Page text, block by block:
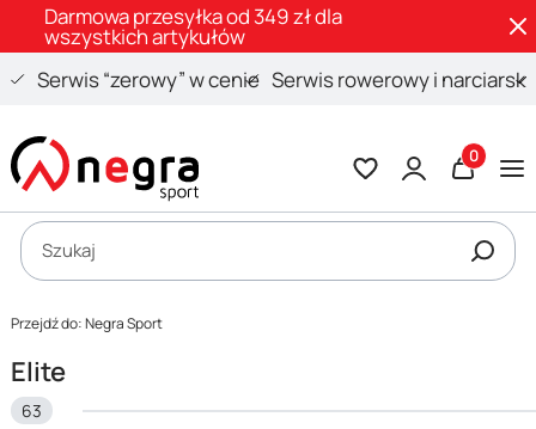
Darmowa przesyłka od 349 zł dla
wszystkich artykułów
Serwis “zerowy” w cenie Serwis rowerowy i narciarski
Otwórz wyszukiwarkę
Szukaj
Przejdź do:Negra Sport
Elite
63